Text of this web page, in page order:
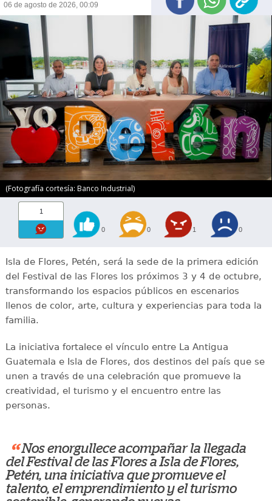
06 de agosto de 2026, 00:09
(Fotografía cortesía: Banco Industrial)
1
0 0 1 0
Isla de Flores, Petén, será la sede de la primera edición
del Festival de las Flores los próximos 3 y 4 de octubre,
transformando los espacios públicos en escenarios
llenos de color, arte, cultura y experiencias para toda la
familia.
La iniciativa fortalece el vínculo entre La Antigua
Guatemala e Isla de Flores, dos destinos del país que se
unen a través de una celebración que promueve la
creatividad, el turismo y el encuentro entre las
personas.
“ Nos enorgullece acompañar la llegada
del Festival de las Flores a Isla de Flores,
Petén, una iniciativa que promueve el
talento, el emprendimiento y el turismo